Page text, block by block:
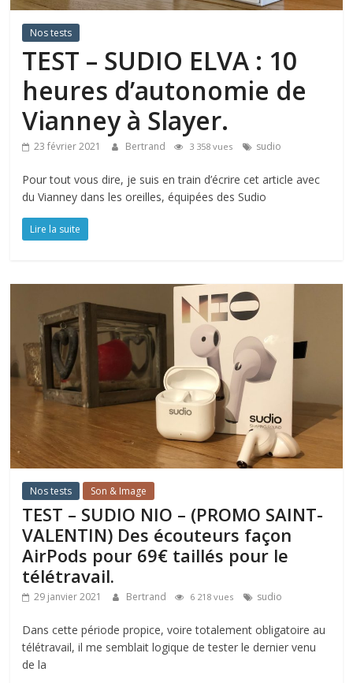
Nos tests
TEST – SUDIO ELVA : 10
heures d’autonomie de
Vianney à Slayer.
23 février 2021 Bertrand 3 358 vues sudio
Pour tout vous dire, je suis en train d’écrire cet article avec
du Vianney dans les oreilles, équipées des Sudio
Lire la suite
Nos tests Son & Image
TEST – SUDIO NIO – (PROMO SAINT-
VALENTIN) Des écouteurs façon
AirPods pour 69€ taillés pour le
télétravail.
29 janvier 2021 Bertrand 6 218 vues sudio
Dans cette période propice, voire totalement obligatoire au
télétravail, il me semblait logique de tester le dernier venu
de la